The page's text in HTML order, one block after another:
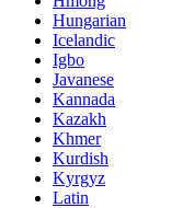
Hungarian
Icelandic
Igbo
Javanese
Kannada
Kazakh
Khmer
Kurdish
Kyrgyz
Latin